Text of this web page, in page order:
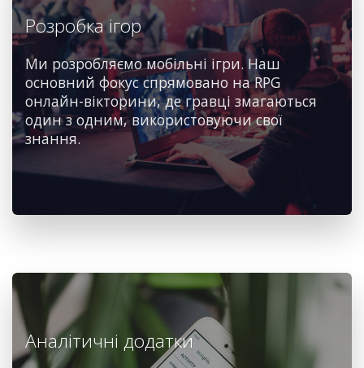
Розробка ігор
Ми розробляємо мобільні ігри. Наш
основний фокус спрямовано на RPG
онлайн-вікторини, де гравці змагаються
один з одним, використовуючи свої
знання.
Аналітичні додатки